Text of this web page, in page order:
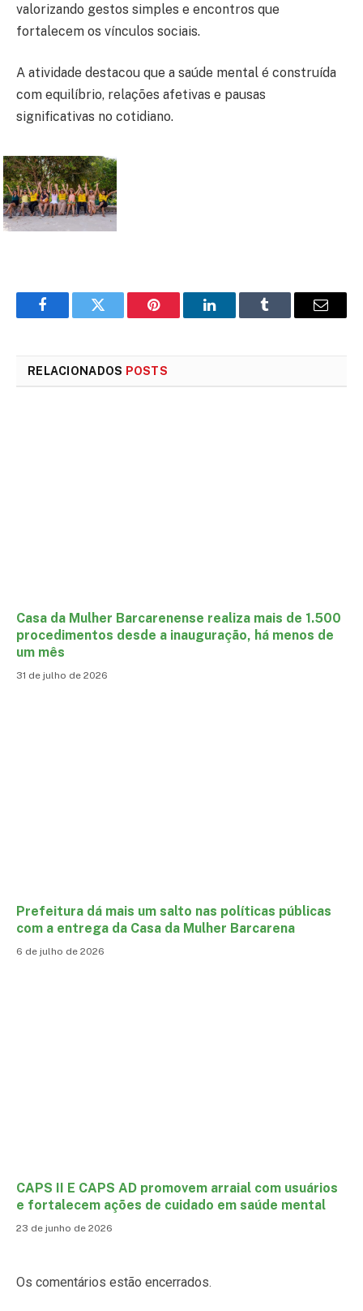
valorizando gestos simples e encontros que
fortalecem os vínculos sociais.
A atividade destacou que a saúde mental é construída
com equilíbrio, relações afetivas e pausas
significativas no cotidiano.
FacebookTwitter Pinterest LinkedInTumblr
E-
RELACIONADOS POSTS
Casa da Mulher Barcarenense realiza mais de 1.500
procedimentos desde a inauguração, há menos de
um mês
31 de julho de 2026
Prefeitura dá mais um salto nas políticas públicas
com a entrega da Casa da Mulher Barcarena
6 de julho de 2026
CAPS II E CAPS AD promovem arraial com usuários
e fortalecem ações de cuidado em saúde mental
23 de junho de 2026
Os comentários estão encerrados.